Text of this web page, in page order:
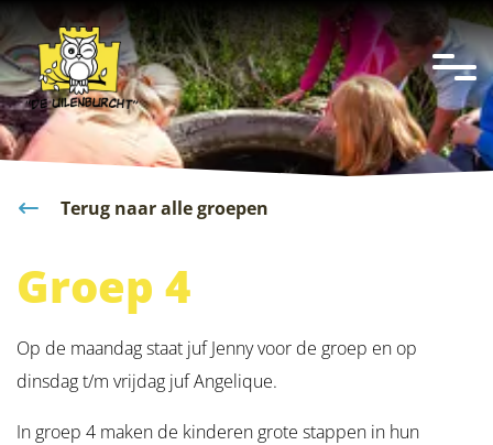
overslaan
Terug naar alle groepen
Groep 4
Op de maandag staat juf Jenny voor de groep en op
dinsdag t/m vrijdag juf Angelique.
In groep 4 maken de kinderen grote stappen in hun